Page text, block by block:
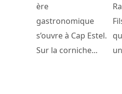
ère
gastronomique
s’ouvre à Cap Estel.
Sur la corniche...